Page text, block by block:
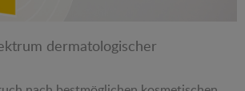
dermatologischer